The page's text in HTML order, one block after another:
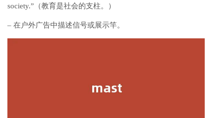
society.”（教育是社会的支柱。）
– 在户外广告中描述信号或展示竿。